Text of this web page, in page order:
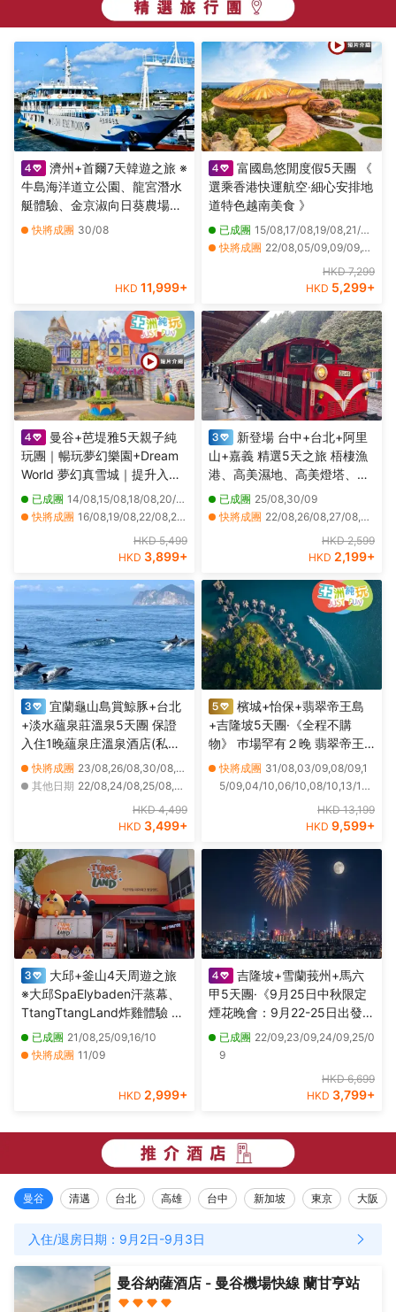
濟州+首爾7天韓遊之旅 ※
牛島海洋道立公園、龍宮潛水
艇體驗、金京淑向日葵農場、
Kidzania兒童職業主題樂園、
快將成團 30/08
HKD 11,999+
富國島悠閒度假5天團 《
選乘香港快運航空‧細心安排地
道特色越南美食 》
已成團 15/08,17/08,19/08,21/08,26/08
快將成團 22/08,05/09,09/09,12/09,16/09,19/09,23/09,26/09,07/10,10/10,14/10,17/10,21/10,24/10,28/10,31/10,06/11,13/11,20/11,27/11
HKD 7,299
HKD 5,299+
曼谷+芭堤雅5天親子純
玩團｜暢玩夢幻樂園+Dream
World 夢幻真雪城｜提升入住
2晚芭堤雅Centre Point Prime
Pattaya Deluxe Premier及暢
已成團 14/08,15/08,18/08,20/08,24/08
快將成團 16/08,19/08,22/08,25/08,26/08,27/08,28/08,29/08,30/08,31/08,01/09,02/09,04/09,05/09,06/09,07/09,08/09,09/09,10/09,11/09
25/10,27/10,29/10,01/11,03/11,05/11,08/11,10/11,12/11,15/11,17/11,19/11,22/11,24/11,26/11,29/11,01/12,03/12,06/12,08/12
HKD 5,499
HKD 3,899+
新登場 台中+台北+阿里
山+嘉義 精選5天之旅 梧棲漁
港、高美濕地、高美燈塔、阿
里山森林風景(重本安排小火車
)、苗栗百變影城、十分瀑布、
已成團 25/08,30/09
快將成團 22/08,26/08,27/08,29/08,01/09,02/09,03/09,05/09,08/09,09/09,10/09,12/09,15/09,16/09,17/09,19/09,22/09,24/09,28/09,29/09
23/08,24/08,28/08,30/08,31/08,04/09,06/09,07/09,11/09,13/09,14/09,18/09,20/09,21/09,23/09,25/09,26/09,27/09,01/10,02/10
HKD 2,599
HKD 2,199+
宜蘭龜山島賞鯨豚+台北
+淡水蘊泉莊溫泉5天團 保證
入住1晚蘊泉庄溫泉酒店(私人
溫泉客房)、幾米廣場、羅東夜
市、羅東林業文化園區、蘭陽
快將成團 23/08,26/08,30/08,02/09,07/09,09/09,15/09,16/09,20/09,23/09,30/09,04/10,18/10,20/10,26/10
其他日期 22/08,24/08,25/08,27/08,28/08,29/08,31/08,01/09,03/09,04/09,05/09,06/09,08/09,10/09,11/09,12/09,13/09,14/09,17/09,18/09
HKD 4,499
HKD 3,499+
檳城+怡保+翡翠帝王島
+吉隆坡5天團·《全程不購
物》 巿場罕有２晚 翡翠帝王
島 Garden Villa 包 SPA 、吉
隆坡五星級巿中心EQ酒店 包
家山頂夜景餐廳享用晚餐＋新
派肉骨茶+果木煙燻甘榜雞
快將成團 31/08,03/09,08/09,1
5/09,04/10,06/10,08/10,13/10,
15/10,20/10,22/10,27/10,29/10,
03/11,05/11,10/11,12/11,17/11,26/
HKD 13,199
HKD 9,599+
大邱+釜山4天周遊之旅
※大邱SpaElybaden汗蒸幕、
TtangTtangLand炸雞體驗 ※
釜山海月天空步道+青沙浦紅
白燈塔、海雲台海岸列車體
已成團 21/08,25/09,16/10
快將成團 11/09
HKD 2,999+
吉隆坡+雪蘭莪州+馬六
甲5天團·《9月25日中秋限定
煙花晚會：9月22-25日出發》
【永安獨家】全新夜景山頂餐
廳，欣賞中秋煙花晚會、瓜拉
淚】及螢火蟲)、適耕莊【欣賞
已成團 22/09,23/09,24/09,25/0
9
HKD 6,699
HKD 3,799+
曼谷 清邁 台北 高雄 台中 新加坡 東京 大阪
入住/退房日期： 9月2日-9月3日
曼谷納薩酒店 - 曼谷機場快線 蘭甘亨站